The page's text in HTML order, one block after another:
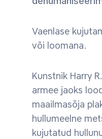
Vaenlase
või loomana.
Kunstnik Harry
armee jaoks
maailmasõja
hullumeelne
kujutatud